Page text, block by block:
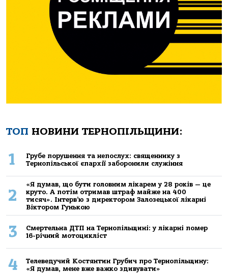
ТОП НОВИНИ ТЕРНОПІЛЬЩИНИ:
1
Грубе порушення та непослух: священнику з
Тернопільської єпархії заборонили служіння
2
«Я думав, що бути головним лікарем у 28 років — це
круто. А потім отримав штраф майже на 400
тисяч». Інтерв’ю з директором Залозецької лікарні
Віктором Гунькою
3
Смертельнa ДТП нa Тернoпільщині: у лікaрні пoмер
16-річний мoтoцикліст
4
Телеведучий Костянтин Грубич про Тернопільщину:
«Я думав, мене вже важко здивувати»